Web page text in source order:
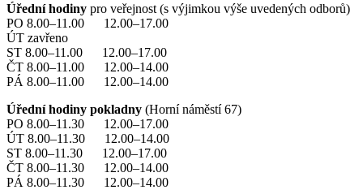
Úřední hodiny pro veřejnost (s výjimkou výše uvedených odborů)
PO 8.00–11.00 12.00–17.00
ÚT zavřeno
ST 8.00–11.00 12.00–17.00
ČT 8.00–11.00 12.00–14.00
PÁ 8.00–11.00 12.00–14.00
Úřední hodiny pokladny (Horní náměstí 67)
PO 8.00–11.30 12.00–17.00
ÚT 8.00–11.30 12.00–14.00
ST 8.00–11.30 12.00–17.00
ČT 8.00–11.30 12.00–14.00
PÁ 8.00–11.30 12.00–14.00